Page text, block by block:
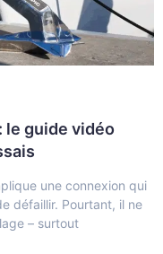
le guide vidéo
une connexion qui
défaillir. Pourtant, il ne
– surtout